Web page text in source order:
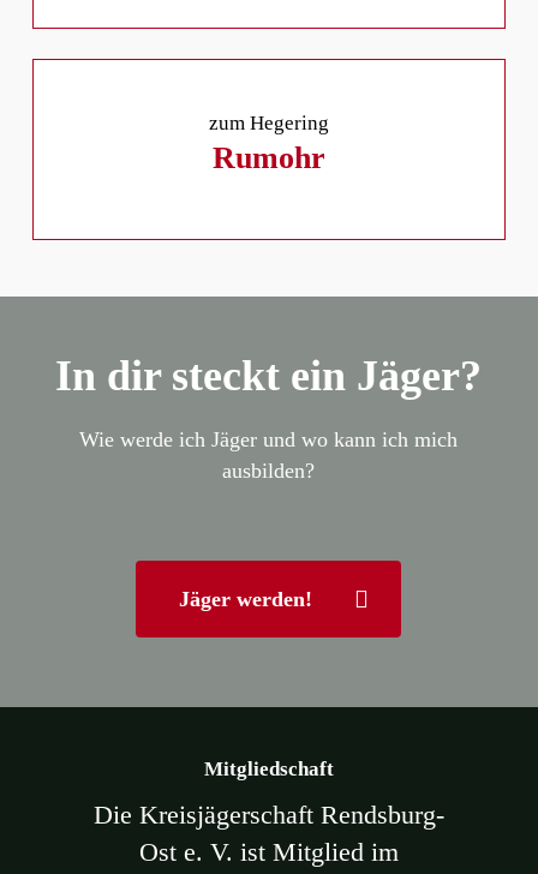
zum Hegering
Rumohr
In dir steckt ein Jäger?
Wie werde ich Jäger und wo kann ich mich
ausbilden?
Jäger werden!
Mitgliedschaft
Die Kreisjägerschaft Rendsburg-
Ost e. V. ist Mitglied im